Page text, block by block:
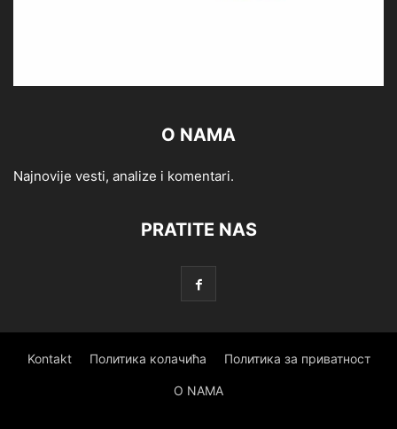
O NAMA
Najnovije vesti, analize i komentari.
PRATITE NAS
Kontakt Политика колачића Политика за приватност
O NAMA